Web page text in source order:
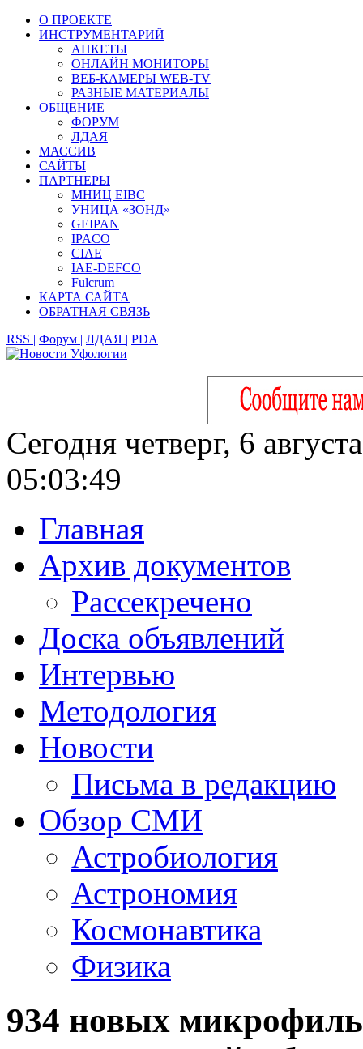
О ПРОЕКТЕ
ИНСТРУМЕНТАРИЙ
АНКЕТЫ
ОНЛАЙН МОНИТОРЫ
ВЕБ-КАМЕРЫ WEB-TV
РАЗНЫЕ МАТЕРИАЛЫ
ОБЩЕНИЕ
ФОРУМ
ЛДАЯ
МАССИВ
САЙТЫ
ПАРТНЕРЫ
МНИЦ EIBC
УНИЦА «ЗОНД»
GEIPAN
IPACO
CIAE
IAE-DEFCO
Fulcrum
КАРТА САЙТА
ОБРАТНАЯ СВЯЗЬ
RSS | Форум | ЛДАЯ | PDA
Сегодня четверг, 6
05:03:50
Главная
Архив документов
Рассекречено
Доска объявлений
Интервью
Методология
Новости
Письма в редакцию
Обзор СМИ
Астробиология
Астрономия
Космонавтика
Физика
934 новых